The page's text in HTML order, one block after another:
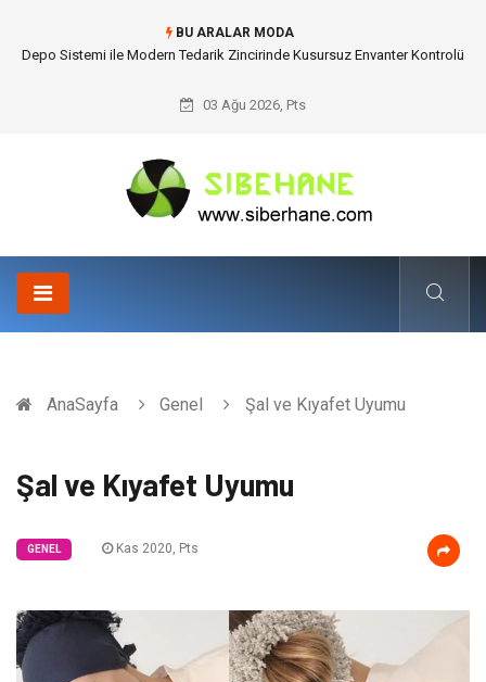
BU ARALAR MODA
Akrilik Boyama Seti ile Evinizde Dijitalden Uzak Bir Deşarj Alanı Tasarlayın
03 Ağu 2026, Pts
AnaSayfa Genel Şal ve Kıyafet Uyumu
Şal ve Kıyafet Uyumu
GENEL Kas 2020, Pts